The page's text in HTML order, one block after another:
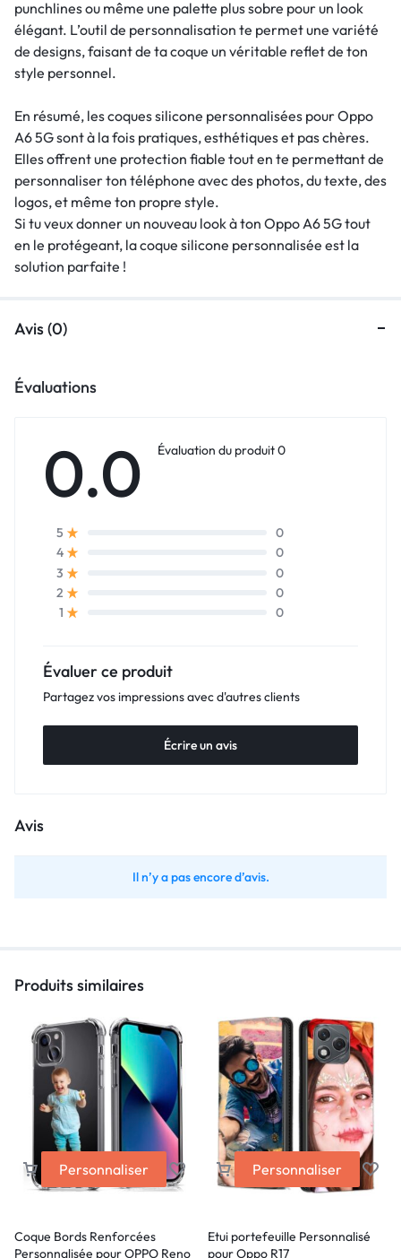
punchlines ou même une palette plus sobre pour un look
élégant. L’outil de personnalisation te permet une variété
de designs, faisant de ta coque un véritable reflet de ton
style personnel.
En résumé, les coques silicone personnalisées pour Oppo
A6 5G sont à la fois pratiques, esthétiques et pas chères.
Elles offrent une protection fiable tout en te permettant de
personnaliser ton téléphone avec des photos, du texte, des
logos, et même ton propre style.
Si tu veux donner un nouveau look à ton Oppo A6 5G tout
en le protégeant, la coque silicone personnalisée est la
solution parfaite !
Avis (0)
Évaluations
0.0 Évaluation du produit 0
5
0
4
0
3
0
2
0
1
0
Évaluer ce produit
Partagez vos impressions avec d'autres clients
Écrire un avis
Avis
Il n’y a pas encore d’avis.
Produits similaires
Personnaliser
Coque Bords Renforcées
Personnalisée pour OPPO Reno
Personnaliser
Etui portefeuille Personnalisé
pour Oppo R17